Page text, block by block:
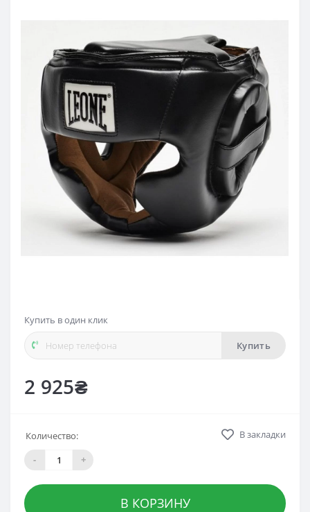
2 925₴
Купить в один клик
Купить
Количество:
-
+
В закладки
В КОРЗИНУ